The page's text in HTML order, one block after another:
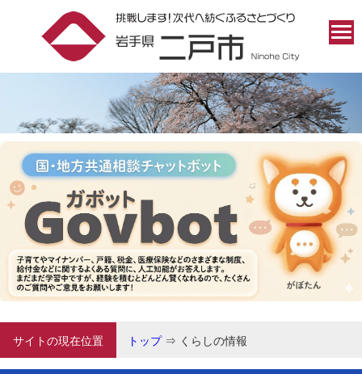
サイトの現在位置 トップ⇒ くらしの情報